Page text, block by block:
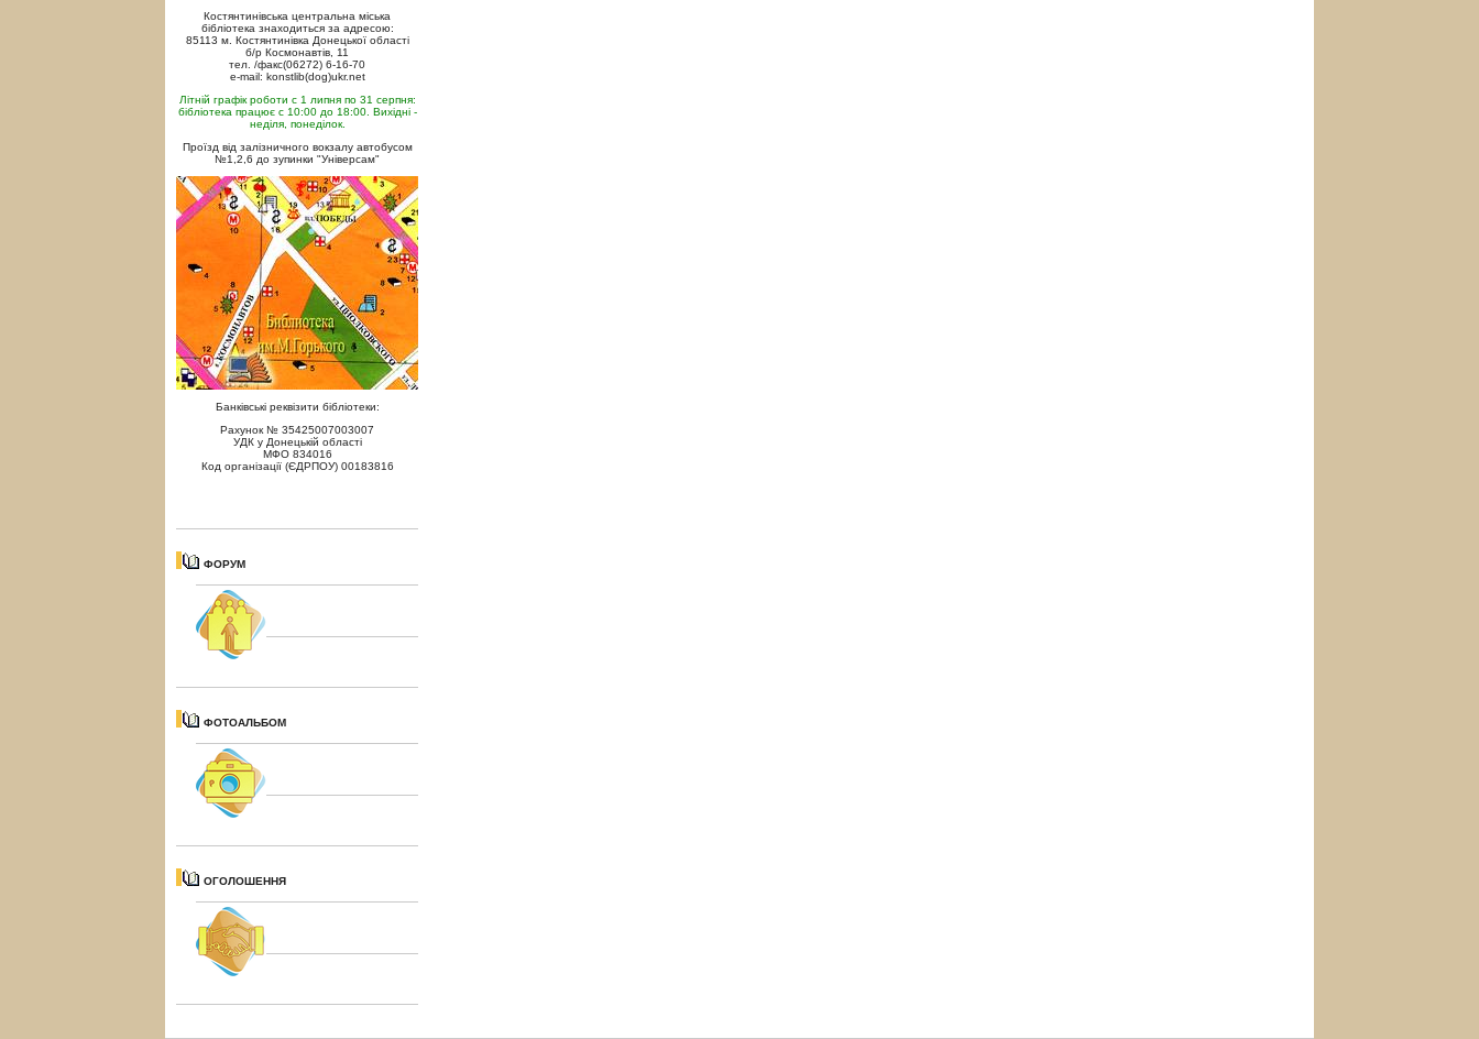
Костянтинівська центральна міська
бібліотека знаходиться за адресою:
85113 м. Костянтинівка Донецької області
б/р Космонавтів, 11
тел. /факс(06272) 6-16-70
e-mail: konstlib(dog)ukr.net
Літній графік роботи с 1 липня по 31 серпня:
бібліотека працює с 10:00 до 18:00. Вихідні -
неділя, понеділок.
Проїзд від залізничного вокзалу автобусом
№1,2,6 до зупинки "Універсам"
Банківські реквізити бібліотеки:
Рахунок № 35425007003007
УДК у Донецькій області
МФО 834016
Код організації (ЄДРПОУ) 00183816
ФОРУМ
ФОТОАЛЬБОМ
ОГОЛОШЕННЯ